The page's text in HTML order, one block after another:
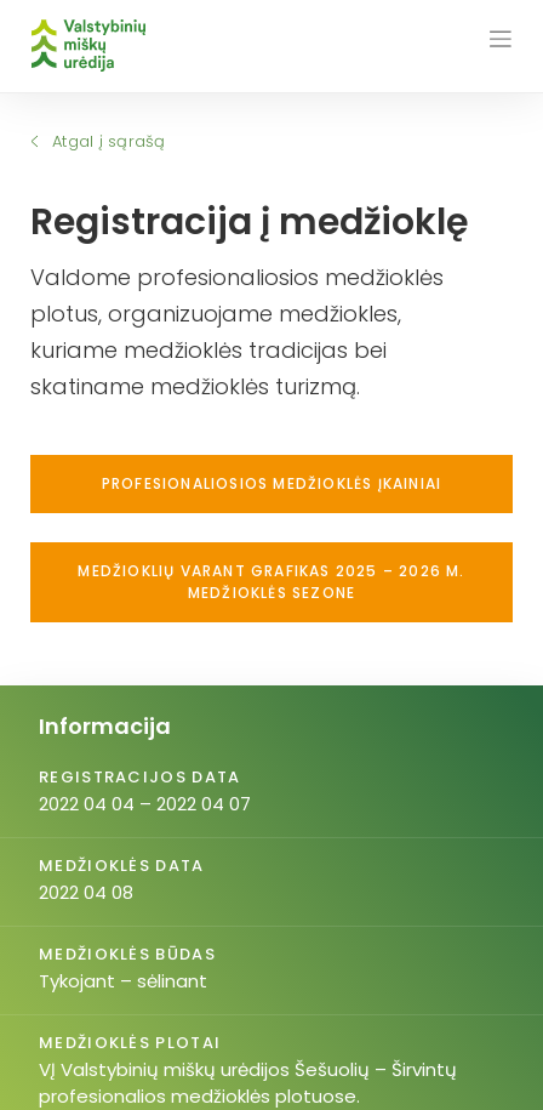
Atgal į sąrašą
Registracija į medžioklę
Valdome profesionaliosios medžioklės
plotus, organizuojame medžiokles,
kuriame medžioklės tradicijas bei
skatiname medžioklės turizmą.
PROFESIONALIOSIOS MEDŽIOKLĖS ĮKAINIAI
MEDŽIOKLIŲ VARANT GRAFIKAS 2025 – 2026 M.
MEDŽIOKLĖS SEZONE
Informacija
REGISTRACIJOS DATA
2022 04 04 – 2022 04 07
MEDŽIOKLĖS DATA
2022 04 08
MEDŽIOKLĖS BŪDAS
Tykojant – sėlinant
MEDŽIOKLĖS PLOTAI
VĮ Valstybinių miškų urėdijos Šešuolių – Širvintų
profesionalios medžioklės plotuose.